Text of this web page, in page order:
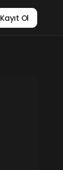
Kayıt Ol